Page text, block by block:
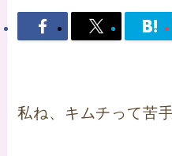
私ね、キムチって苦